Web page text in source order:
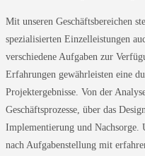
Mit unseren Geschäftsbereichen
spezialisierten Einzelleistungen
verschiedene Aufgaben zur
Erfahrungen gewährleisten eine
Projektergebnisse. Von der
Geschäftsprozesse, über das
Implementierung und Nachsorge.
nach Aufgabenstellung mit